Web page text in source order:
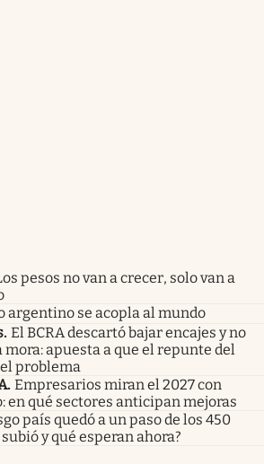
pesos no van a crecer, solo van a
argentino se acopla al mundo
. El BCRA descartó bajar encajes y no
apuesta a que el repunte del
problema
. Empresarios miran el 2027 con
en qué sectores anticipan mejoras
país quedó a un paso de los 450
y qué esperan ahora?